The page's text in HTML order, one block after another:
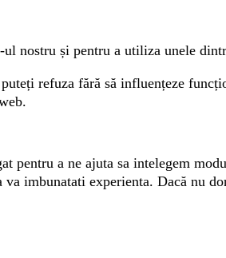
nostru și pentru a utiliza unele
refuza fără să influențeze
pentru a ne ajuta sa intelegem
imbunatati experienta. Dacă nu